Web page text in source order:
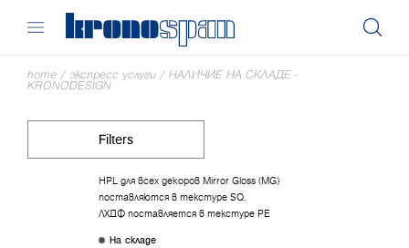
home / экспресс услуги / НАЛИЧИЕ НА СКЛАДЕ -
KRONODESIGN
Filters
HPL для всех декоров Mirror Gloss (MG)
поставляются в текстуре SQ.
ЛХДФ поставляется в текстуре РЕ
На складе